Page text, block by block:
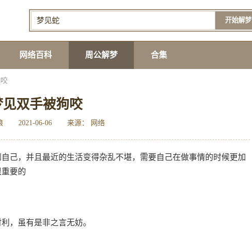
开始解梦
网络百科 周公解梦 合集
见双手被狗咬
2021-06-06 来源： 网络
己，并且最近的生活变得杂乱不堪，需要自己在做事情的时候更加
要的
，虽有是非之言无妨。